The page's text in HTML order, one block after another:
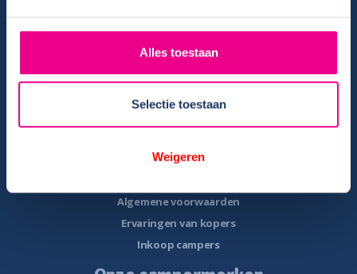
Alles toestaan
Selectie toestaan
Weigeren
Veelgestelde vragen
Veel voorkomende storingen onderweg
Camper te koop
Gratis E-book – 8 fouten bij het kopen van een camper
Algemene voorwaarden
Ervaringen van kopers
Inkoop campers